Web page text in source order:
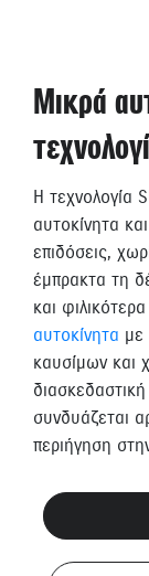
Μικρά
Η τεχνολογία
αυτοκίνητα
επιδόσεις,
έμπρακτα τη
και
αυτοκίνητα με
καυσίμων και
συνδυάζεται
περιήγηση